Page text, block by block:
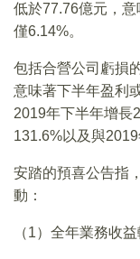
低於77.76億元，
僅6.14%。
包括合營公司虧損
意味著下半年盈利
2019年下半年增長
131.6%以及與
安踏的預喜公告指
動：
（1）全年業務收